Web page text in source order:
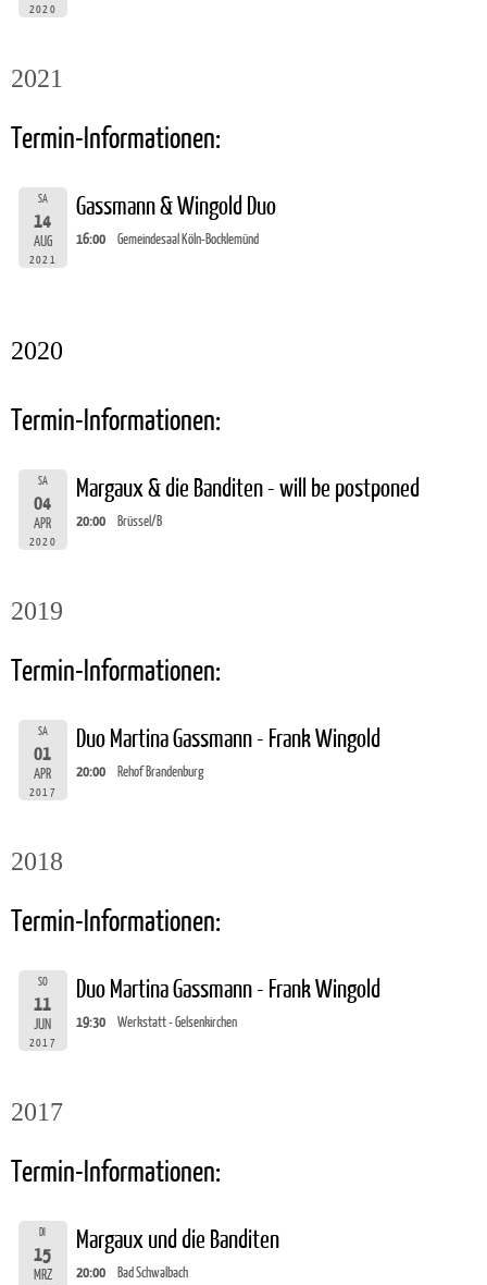
2020
2021
Termin-Informationen:
SA
14
AUG
2021
Gassmann & Wingold Duo
16:00 Gemeindesaal Köln-Bocklemünd
2020
Termin-Informationen:
SA
04
APR
2020
Margaux & die Banditen - will be postponed
20:00 Brüssel/B
2019
Termin-Informationen:
SA
01
APR
2017
Duo Martina Gassmann - Frank Wingold
20:00 Rehof Brandenburg
2018
Termin-Informationen:
SO
11
JUN
2017
Duo Martina Gassmann - Frank Wingold
19:30 Werkstatt - Gelsenkirchen
2017
Termin-Informationen:
DI
15
MRZ
Margaux und die Banditen
20:00 Bad Schwalbach